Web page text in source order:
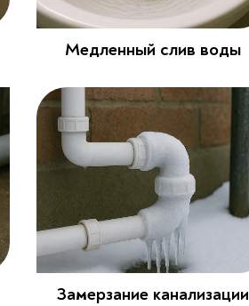
Медленный слив воды
Замерзание канализации